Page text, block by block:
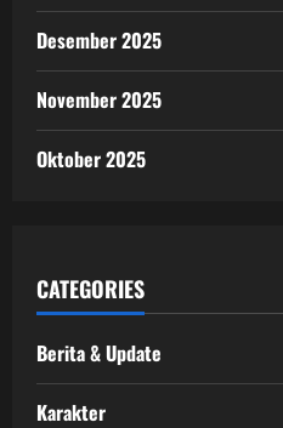
Desember 2025
November 2025
Oktober 2025
CATEGORIES
Berita & Update
Karakter